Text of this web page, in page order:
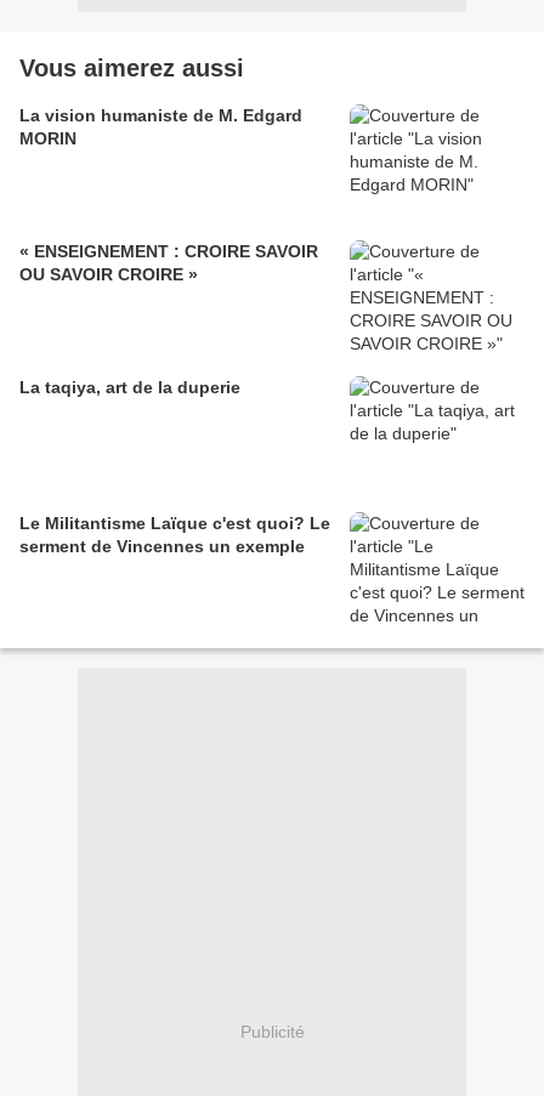
Vous aimerez aussi
La vision humaniste de M. Edgard
MORIN
« ENSEIGNEMENT : CROIRE SAVOIR
OU SAVOIR CROIRE »
La taqiya, art de la duperie
Le Militantisme Laïque c'est quoi? Le
serment de Vincennes un exemple
Publicité